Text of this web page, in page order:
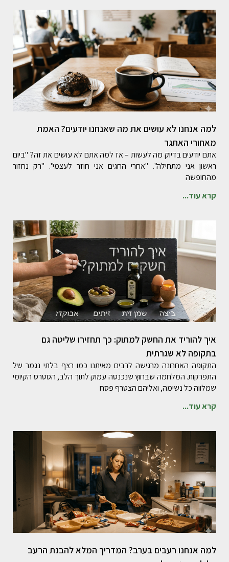
למה אנחנו לא עושים את מה שאנחנו יודעים? האמת
מאחורי האתגר
אתם יודעים בדיוק מה לעשות – אז למה אתם לא עושים את זה? "ביום
ראשון אני מתחילה". "אחרי החגים אני חוזר לעצמי". "רק נחזור
מהחופשה
קרא עוד...
איך להוריד את החשק למתוק: כך תחזירו שליטה גם
בתקופה לא שגרתית
התקופה האחרונה מרגישה לרבים מאיתנו כמו רצף בלתי נגמר של
התפרקות. המלחמה שבחוץ שנכנסה עמוק לתוך הלב, הסטרס הקיומי
שמלווה כל נשימה, ואליהם הצטרף פסח
קרא עוד...
למה אנחנו רעבים בערב? המדריך המלא להבנת הרעב